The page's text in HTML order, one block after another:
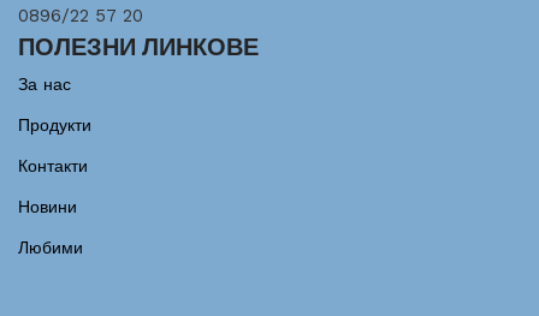
0896/22 57 20
ПОЛЕЗНИ ЛИНКОВЕ
За нас
Продукти
Контакти
Новини
Любими